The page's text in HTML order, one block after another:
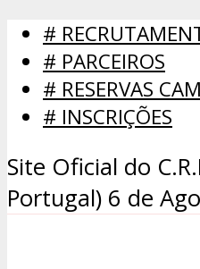
#
# PARCEIROS
# RESERVAS
# INSCRIÇÕES
Site Oficial do
Portugal) 6 de